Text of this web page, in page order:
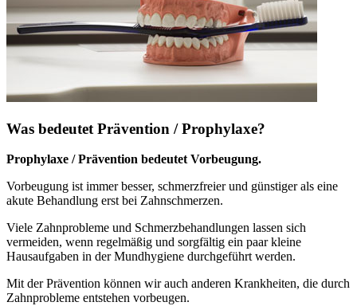
Was bedeutet Prävention / Prophylaxe?
Prophylaxe / Prävention bedeutet Vorbeugung.
Vorbeugung ist immer besser, schmerzfreier und günstiger als eine
akute Behandlung erst bei Zahnschmerzen.
Viele Zahnprobleme und Schmerzbehandlungen lassen sich
vermeiden, wenn regelmäßig und sorgfältig ein paar kleine
Hausaufgaben in der Mundhygiene durchgeführt werden.
Mit der Prävention können wir auch anderen Krankheiten, die durch
Zahnprobleme entstehen vorbeugen.